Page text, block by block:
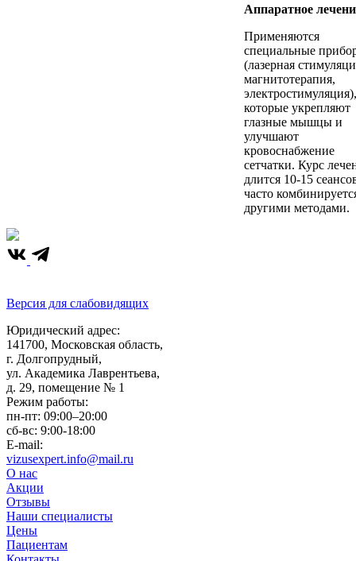
Аппаратное
Применяются
специальные
(лазерная
магнитотерапия,
электростимуляция),
которые укрепляют
глазные мышцы и
улучшают
кровоснабжение
сетчатки. Курс
длится 10-15
часто
другими методами.
Версия для слабовидящих
Юридический адрес:
141700, Московская область,
г. Долгопрудный,
ул. Академика Лаврентьева,
д. 29, помещение № 1
Режим работы:
пн-пт: 09:00–20:00
сб-вс: 9:00-18:00
E-mail:
vizusexpert.info@mail.ru
О нас
Акции
Отзывы
Наши специалисты
Цены
Пациентам